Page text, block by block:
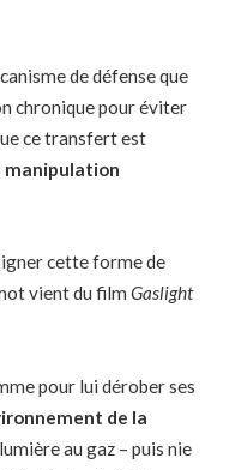
de défense que
chronique pour éviter
ce transfert est
manipulation
cette forme de
vient du film Gaslight
pour lui dérober ses
de la
au gaz – puis nie